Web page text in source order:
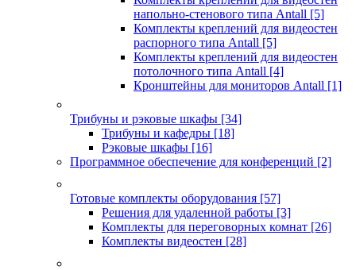
напольно-стенового типа Antall [5]
Комплекты креплений для видеостен
распорного типа Antall [5]
Комплекты креплений для видеостен
потолочного типа Antall [4]
Кронштейны для мониторов Antall [1]
Трибуны и рэковые шкафы [34]
Трибуны и кафедры [18]
Рэковые шкафы [16]
Программное обеспечение для конференций [2]
Готовые комплекты оборудования [57]
Решения для удаленной работы [3]
Комплекты для переговорных комнат [26]
Комплекты видеостен [28]